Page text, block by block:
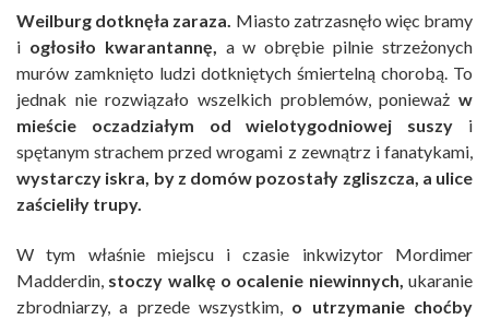
Weilburg dotknęła zaraza. Miasto zatrzasnęło więc bramy
i ogłosiło kwarantannę, a w obrębie pilnie strzeżonych
murów zamknięto ludzi dotkniętych śmiertelną chorobą. To
jednak nie rozwiązało wszelkich problemów, ponieważ w
mieście oczadziałym od wielotygodniowej suszy i
spętanym strachem przed wrogami z zewnątrz i fanatykami,
wystarczy iskra, by z domów pozostały zgliszcza, a ulice
zaścieliły trupy.
W tym właśnie miejscu i czasie inkwizytor Mordimer
Madderdin, stoczy walkę o ocalenie niewinnych, ukaranie
zbrodniarzy, a przede wszystkim, o utrzymanie choćby